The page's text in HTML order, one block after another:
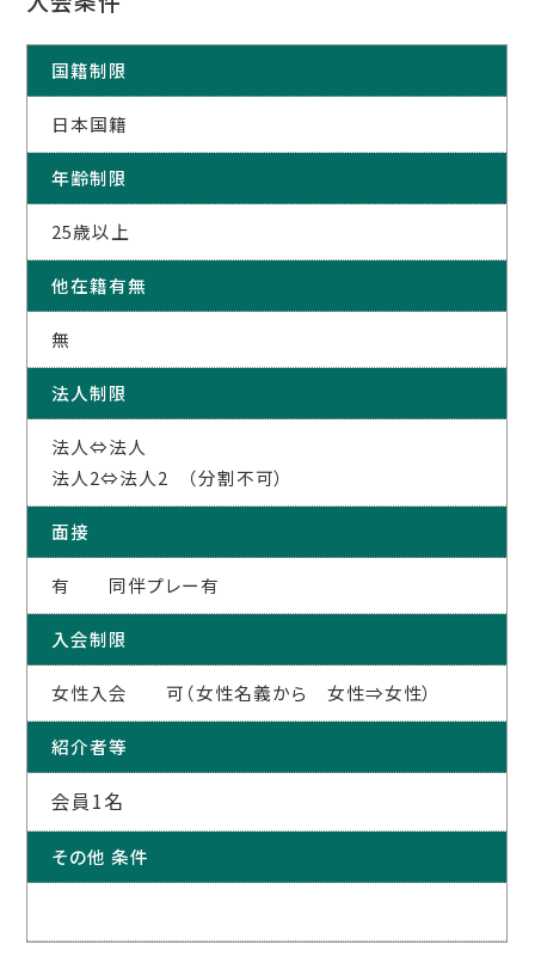
国籍制限
日本国籍
年齢制限
25歳以上
他在籍有無
無
法人制限
法人⇔法人
法人2⇔法人2 （分割不可）
面接
有 同伴プレー有
入会制限
女性入会 可（女性名義から 女性⇒女性）
紹介者等
会員1名
その他 条件